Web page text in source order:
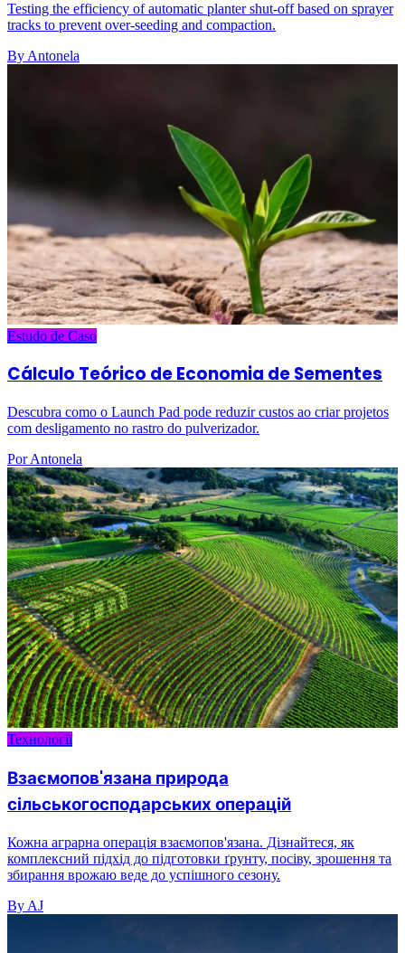
Testing the efficiency of automatic planter shut-off based on sprayer
tracks to prevent over-seeding and compaction.
By Antonela
Estudo de Caso
Cálculo Teórico de Economia de Sementes
Descubra como o Launch Pad pode reduzir custos ao criar projetos
com desligamento no rastro do pulverizador.
Por Antonela
Технології
Взаємопов'язана природа
сільськогосподарських операцій
Кожна аграрна операція взаємопов'язана. Дізнайтеся, як
комплексний підхід до підготовки ґрунту, посіву, зрошення та
збирання врожаю веде до успішного сезону.
By AJ